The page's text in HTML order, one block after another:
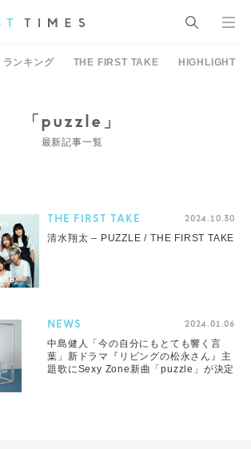
ランキング THE FIRST TAKE HIGHLIGHT
「puzzle」
最新記事一覧
THE FIRST TAKE 2024.10.30
清水翔太 – PUZZLE / THE FIRST TAKE
NEWS 2024.01.06
中島健人「今の自分にもとても響く言
葉」新ドラマ『リビングの松永さん』主
題歌にSexy Zone新曲「puzzle」が決定